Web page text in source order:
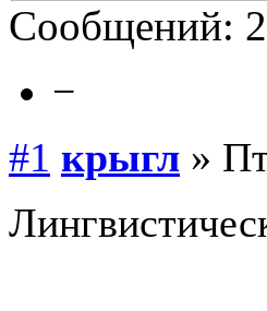
Сообщений: 2
−
#1 крыгл »